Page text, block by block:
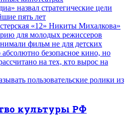
назвал стратегические цели
пять лет
«12» Никиты Михалкова»
для молодых режиссеров
фильм не для детских
безопасное кино, но
на тех, кто вырос на
пользовательские ролики из
культуры РФ